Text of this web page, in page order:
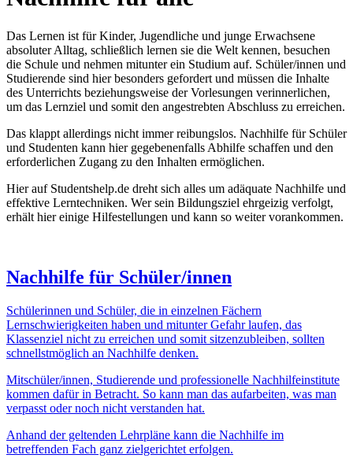
Das Lernen ist für Kinder, Jugendliche und junge Erwachsene
absoluter Alltag, schließlich lernen sie die Welt kennen, besuchen
die Schule und nehmen mitunter ein Studium auf. Schüler/innen und
Studierende sind hier besonders gefordert und müssen die Inhalte
des Unterrichts beziehungsweise der Vorlesungen verinnerlichen,
um das Lernziel und somit den angestrebten Abschluss zu erreichen.
Das klappt allerdings nicht immer reibungslos. Nachhilfe für Schüler
und Studenten kann hier gegebenenfalls Abhilfe schaffen und den
erforderlichen Zugang zu den Inhalten ermöglichen.
Hier auf Studentshelp.de dreht sich alles um adäquate Nachhilfe und
effektive Lerntechniken. Wer sein Bildungsziel ehrgeizig verfolgt,
erhält hier einige Hilfestellungen und kann so weiter vorankommen.
Nachhilfe für Schüler/innen
Schülerinnen und Schüler, die in einzelnen Fächern
Lernschwierigkeiten haben und mitunter Gefahr laufen, das
Klassenziel nicht zu erreichen und somit sitzenzubleiben, sollten
schnellstmöglich an Nachhilfe denken.
Mitschüler/innen, Studierende und professionelle Nachhilfeinstitute
kommen dafür in Betracht. So kann man das aufarbeiten, was man
verpasst oder noch nicht verstanden hat.
Anhand der geltenden Lehrpläne kann die Nachhilfe im
betreffenden Fach ganz zielgerichtet erfolgen.